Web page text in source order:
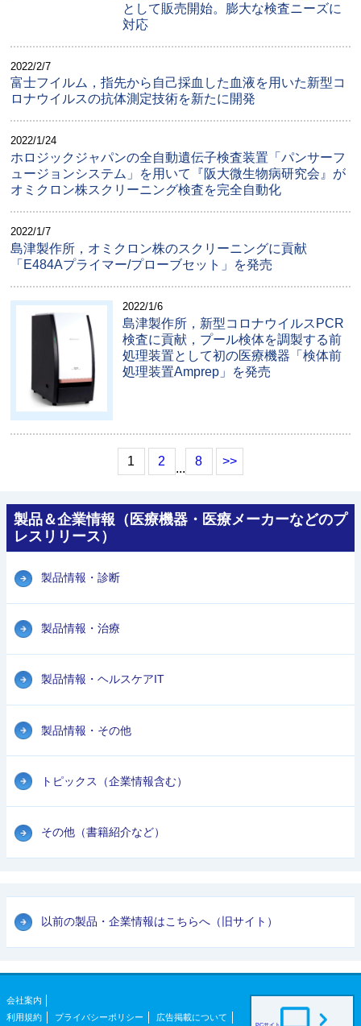
として販売開始。膨大な検査ニーズに
対応
2022/2/7
富士フイルム，指先から自己採血した血液を用いた新型コ
ロナウイルスの抗体測定技術を新たに開発
2022/1/24
ホロジックジャパンの全自動遺伝子検査装置「パンサーフ
ュージョンシステム」を用いて『阪大微生物病研究会』が
オミクロン株スクリーニング検査を完全自動化
2022/1/7
島津製作所，オミクロン株のスクリーニングに貢献
「E484Aプライマー/プローブセット」を発売
2022/1/6
島津製作所，新型コロナウイルスPCR
検査に貢献，プール検体を調製する前
処理装置として初の医療機器「検体前
処理装置Amprep」を発売
1 2
...
8 >>
製品＆企業情報（医療機器・医療メーカーなどのプ
レスリリース）
製品情報・診断
製品情報・治療
製品情報・ヘルスケアIT
製品情報・その他
トピックス（企業情報含む）
その他（書籍紹介など）
以前の製品・企業情報はこちらへ（旧サイト）
会社案内
利用規約
プライバシーポリシー 広告掲載について